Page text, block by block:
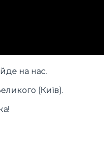
на нас.
(Київ).